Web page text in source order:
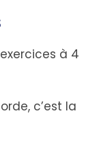
à 4
c’est la